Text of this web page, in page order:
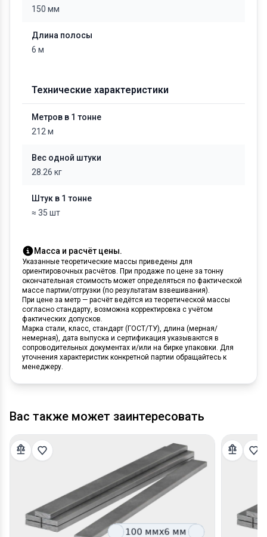
150 мм
Длина полосы
6 м
Технические характеристики
Метров в 1 тонне
212 м
Вес одной штуки
28.26 кг
Штук в 1 тонне
≈ 35 шт
Масса и расчёт цены.
Указанные теоретические массы приведены для
ориентировочных расчётов. При продаже по цене за тонну
окончательная стоимость может определяться по фактической
массе партии/отгрузки (по результатам взвешивания).
При цене за метр — расчёт ведётся из теоретической массы
согласно стандарту, возможна корректировка с учётом
фактических допусков.
Марка стали, класс, стандарт (ГОСТ/ТУ), длина (мерная/
немерная), дата выпуска и сертификация указываются в
сопроводительных документах и/или на бирке упаковки. Для
уточнения характеристик конкретной партии обращайтесь к
менеджеру.
Вас также может заинтересовать